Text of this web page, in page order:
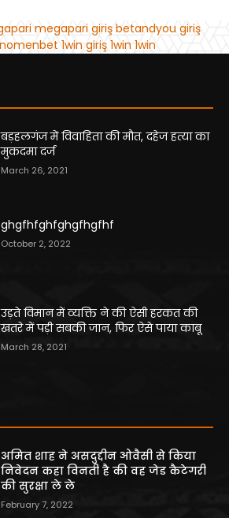
बड़हलगंज में विवाहिता की मौत, दहेज हत्या का
मुकदमा दर्ज
March 26, 2021
ghgfhfghfghgfhgfhf
October 2, 2022
उड़ते विमान में व्यक्ति ने की ऐसी हरकत की
खतरे में पड़ी सबकी जान, फिर ऐसे पाया काबू
March 28, 2021
अमित शाह ने असदुद्दीन ओवैसी से किया
निवेदन कहा विनती है की वह जेड कैटेगरी
की सुरक्षा ले ले
February 7, 2022